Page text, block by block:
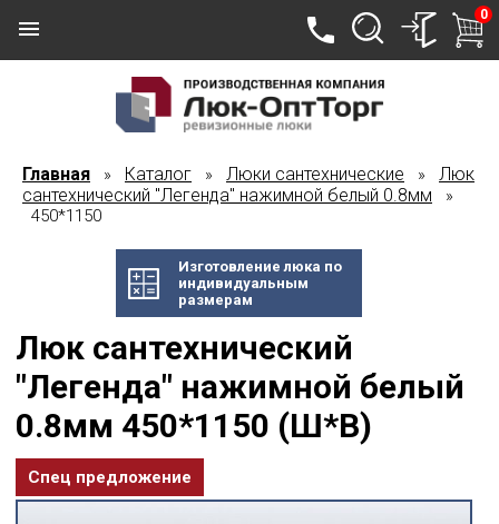
0
Главная » Каталог » Люки сантехнические » Люк
сантехнический "Легенда" нажимной белый 0.8мм »
450*1150
Изготовление люка по
индивидуальным
размерам
Люк сантехнический
"Легенда" нажимной белый
0.8мм 450*1150 (Ш*В)
Спец предложение